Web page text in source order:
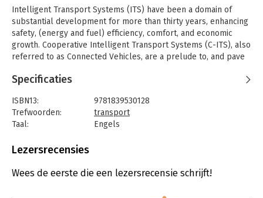
Intelligent Transport Systems (ITS) have been a domain of
substantial development for more than thirty years, enhancing
safety, (energy and fuel) efficiency, comfort, and economic
growth. Cooperative Intelligent Transport Systems (C-ITS), also
referred to as Connected Vehicles, are a prelude to, and pave
connectivity and information exchange will be an important
The book provides a comprehensive insight in the state of the
art of C-ITS and automated driving, especially addresses the
Technologies) infrastructure, and presents the main
challenges in the domain in Europe, the US and Asia/Pacific.
Specificaties
ISBN13:
9781839530128
Trefwoorden:
transport
Taal:
Engels
Aantal pagina's:
Druk:
1
Lezersrecensies
Wees de eerste die een lezersrecensie schrijft!